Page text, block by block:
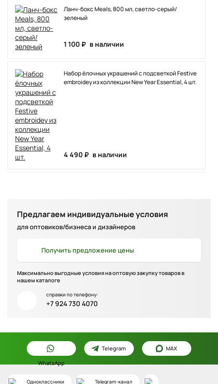
Ланч-бокс Meals, 800 мл, светло-серый/
зеленый
1 100 ₽ в наличии
Набор ёлочных украшений с подсветкой Festive
embroidey из коллекции New Year Essential, 4 шт.
4 490 ₽ в наличии
Гирлянда рождественская Боярская 270*26 см
1 940 ₽ в наличии
Christmas Village из коллекции New Year
Essential, 40x60 см
3 290 ₽ в наличии
Предлагаем индивидуальные условия
для оптовиков/бизнеса и дизайнеров
Максимально выгодные условия на оптовую закупку товаров в
нашем каталоге
Получить предложение цены
справки по телефону:
+7 924 730 4070
WhatsApp
Telegram MAX
Одноклассники Telegram-канал